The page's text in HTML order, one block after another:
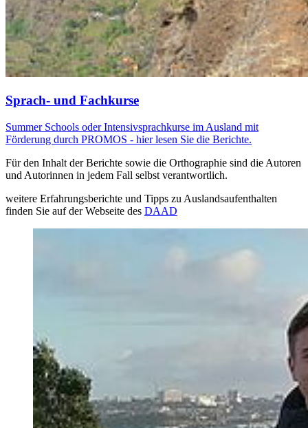
Sprach- und Fachkurse
Summer Schools oder Intensivsprachkurse im Ausland mit
Förderung durch PROMOS - hier lesen Sie die Berichte.
Für den Inhalt der Berichte sowie die Orthographie sind die Autoren
und Autorinnen in jedem Fall selbst verantwortlich.
weitere Erfahrungsberichte und Tipps zu Auslandsaufenthalten
finden Sie auf der Webseite des DAAD